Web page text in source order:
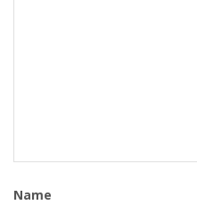
Name